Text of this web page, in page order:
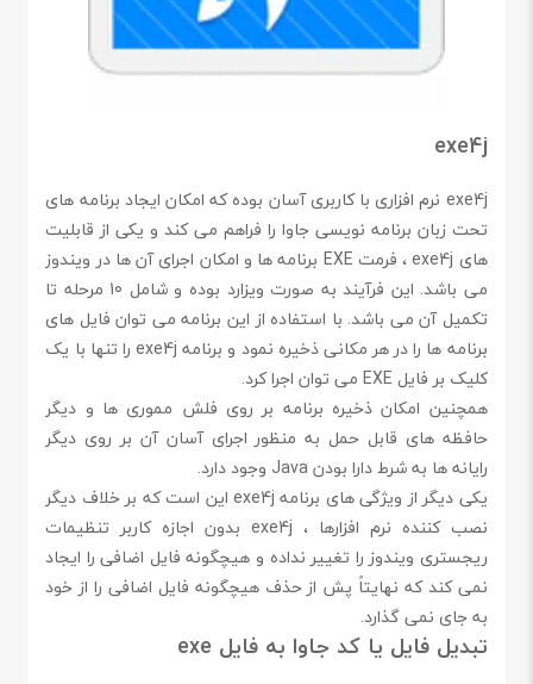
exe4j
exe4j نرم افزاری با کاربری آسان بوده که امکان ایجاد برنامه های
تحت زبان برنامه نویسی جاوا را فراهم می کند و یکی از قابلیت
های exe4j ، فرمت EXE برنامه ها و امکان اجرای آن ها در ویندوز
می باشد. این فرآیند به صورت ویزارد بوده و شامل 10 مرحله تا
تکمیل آن می باشد. با استفاده از این برنامه می توان فایل های
برنامه ها را در هر مکانی ذخیره نمود و برنامه exe4j را تنها با یک
کلیک بر فایل EXE می توان اجرا کرد.
همچنین امکان ذخیره برنامه بر روی فلش مموری ها و دیگر
حافظه های قابل حمل به منظور اجرای آسان آن بر روی دیگر
رایانه ها به شرط دارا بودن Java وجود دارد.
یکی دیگر از ویژگی های برنامه exe4j این است که بر خلاف دیگر
نصب کننده نرم افزارها ، exe4j بدون اجازه کاربر تنظیمات
ریجستری ویندوز را تغییر نداده و هیچگونه فایل اضافی را ایجاد
نمی کند که نهایتاً پش از حذف هیچگونه فایل اضافی را از خود
به جای نمی گذارد.
تبدیل فایل یا کد جاوا به فایل exe